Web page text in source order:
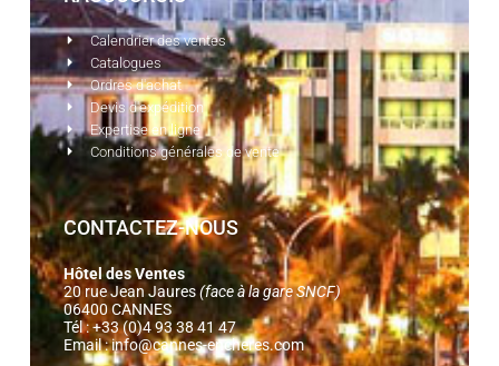
Calendrier des ventes
Catalogues
Ordres d'achat
Devis d'expédition
Expertise en ligne
Conditions générales de vente
CONTACTEZ-NOUS
Hôtel des Ventes
20 rue Jean Jaures(face à la gare SNCF)
06400 CANNES
Tél : +33 (0)4 93 38 41 47
Email :info@cannes-encheres.com